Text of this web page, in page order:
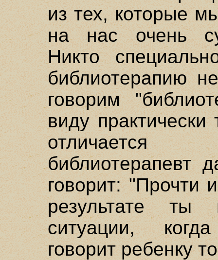
из тех, которые
на нас очень
Никто
библиотерапию
говорим
виду
отличается
библиотерапевт
говорит: "Прочти
результате ты
ситуации,
говорит ребенку